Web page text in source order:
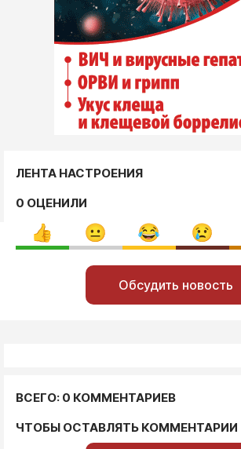
ЛЕНТА НАСТРОЕНИЯ
0 ОЦЕНИЛИ
Обсудить новость
ВСЕГО: 0 КОММЕНТАРИЕВ
ЧТОБЫ ОСТАВЛЯТЬ КОММЕНТАРИИ